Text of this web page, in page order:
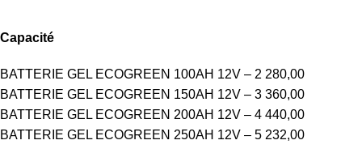
Capacité
BATTERIE GEL ECOGREEN 100AH 12V – 2 280,00
BATTERIE GEL ECOGREEN 150AH 12V – 3 360,00
BATTERIE GEL ECOGREEN 200AH 12V – 4 440,00
BATTERIE GEL ECOGREEN 250AH 12V – 5 232,00